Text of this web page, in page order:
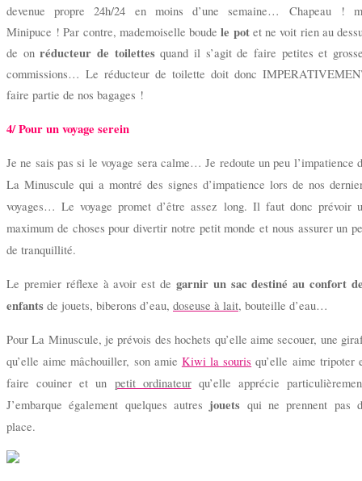
devenue propre 24h/24 en moins d’une semaine… Chapeau !
Minipuce ! Par contre, mademoiselle boudele potet ne voit rien au
de onréducteur de toilettesquand il s’agit de faire petites et
commissions… Le réducteur de toilette doit donc
faire partie de nos bagages !
4/ Pour un voyage serein
Je ne sais pas si le voyage sera calme… Je redoute un peu l’impatience
La Minuscule qui a montré des signes d’impatience lors de nos
voyages… Le voyage promet d’être assez long. Il faut donc prévoir
maximum de choses pour divertir notre petit monde et nous assurer un
de tranquillité.
Le premier réflexe à avoir est de garnir un sac destiné au confort
enfants de jouets, biberons d’eau, doseuse à lait, bouteille d’eau…
Pour La Minuscule, je prévois des hochets qu’elle aime secouer, une
qu’elle aime mâchouiller, son amie Kiwi la souris qu’elle aime tripoter
faire couiner et un petit ordinateurqu’elle apprécie
J’embarque également quelques autres jouets qui ne prennent pas
place.